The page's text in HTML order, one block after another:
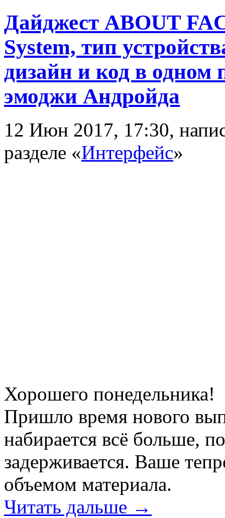
Дайджест ABOUT
System, тип
дизайн и код в
эмоджи Андройда
12 Июн 2017, 17:30,
разделе «Интерфейс»
Хорошего понедельника!
Пришло время нового
набирается всё больше,
задерживается. Ваше
объемом материала.
Читать дальше →